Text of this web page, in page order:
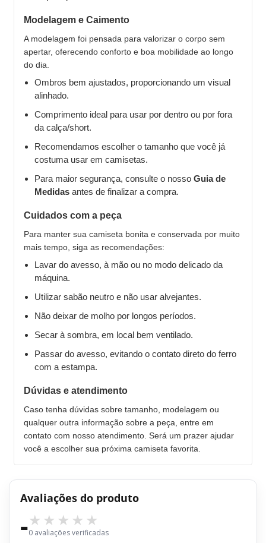
Modelagem e Caimento
A modelagem foi pensada para valorizar o corpo sem
apertar, oferecendo conforto e boa mobilidade ao longo
do dia.
Ombros bem ajustados, proporcionando um visual
alinhado.
Comprimento ideal para usar por dentro ou por fora
da calça/short.
Recomendamos escolher o tamanho que você já
costuma usar em camisetas.
Para maior segurança, consulte o nosso Guia de
Medidas antes de finalizar a compra.
Cuidados com a peça
Para manter sua camiseta bonita e conservada por muito
mais tempo, siga as recomendações:
Lavar do avesso, à mão ou no modo delicado da
máquina.
Utilizar sabão neutro e não usar alvejantes.
Não deixar de molho por longos períodos.
Secar à sombra, em local bem ventilado.
Passar do avesso, evitando o contato direto do ferro
com a estampa.
Dúvidas e atendimento
Caso tenha dúvidas sobre tamanho, modelagem ou
qualquer outra informação sobre a peça, entre em
contato com nosso atendimento. Será um prazer ajudar
você a escolher sua próxima camiseta favorita.
Avaliações do produto
-0 avaliações verificadas